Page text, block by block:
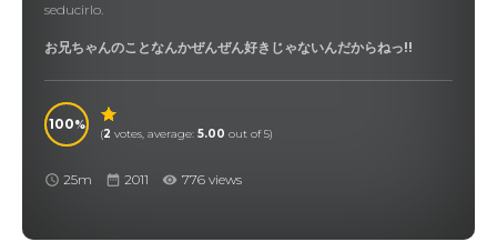
seducirlo.
お兄ちゃんのことなんかぜんぜん好きじゃないんだからねっ!!
100
(2 votes, average: 5.00 out of 5)
25m 2011 776 views